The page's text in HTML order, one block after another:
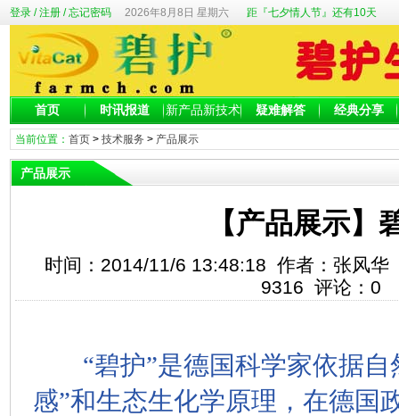
登录/注册/忘记密码 2026年8月8日 星期六 距『七夕情人节』还有10天
首页 时讯报道 新产品新技术 疑难解答 经典分享
当前位置： 首页> 技术服务 > 产品展示
产品展示
【产品展示】
时间：2014/11/6 13:48:18 作者：张风
9316 评论： 0
“碧护”是德国科学家依据自
感”和生态生化学原理，在德国